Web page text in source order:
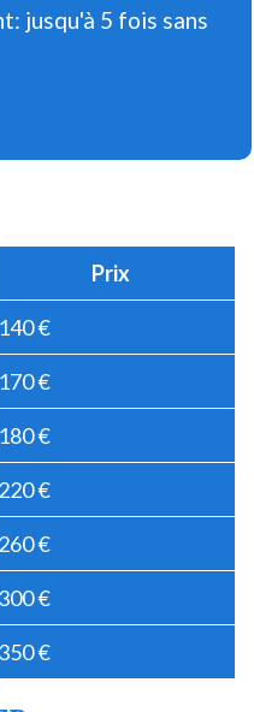
jusqu'à 5 fois sans
Prix
140 €
170 €
180 €
220 €
260 €
300 €
350 €